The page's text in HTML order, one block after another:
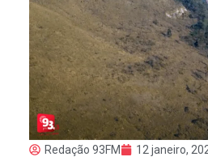
Redação 93FM 12 janeiro,